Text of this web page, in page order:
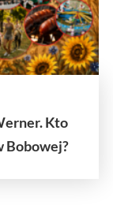
Kto
Bobowej?